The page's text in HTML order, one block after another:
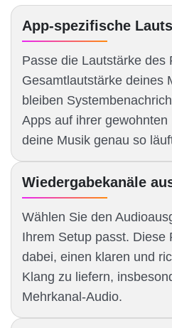
App-spezifische
Passe die Lautstärke des
Gesamtlautstärke deines
bleiben
Apps auf ihrer
deine Musik genau so
Wiedergabekanäle
Wählen Sie den
Ihrem Setup passt. Diese
dabei, einen klaren und
Klang zu liefern,
Mehrkanal-Audio.